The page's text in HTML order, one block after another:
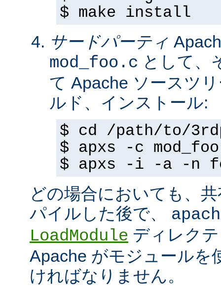
$ make install
サードパーティ
mod_foo.c として、
て Apache ソースツ
ルド、インストール:
$ cd /path/to/
$ apxs -c
$ apxs -i -a -n
どの場合においても、
パイルした後で、
LoadModule ディレク
Apache がモジュールを
ければなりません。